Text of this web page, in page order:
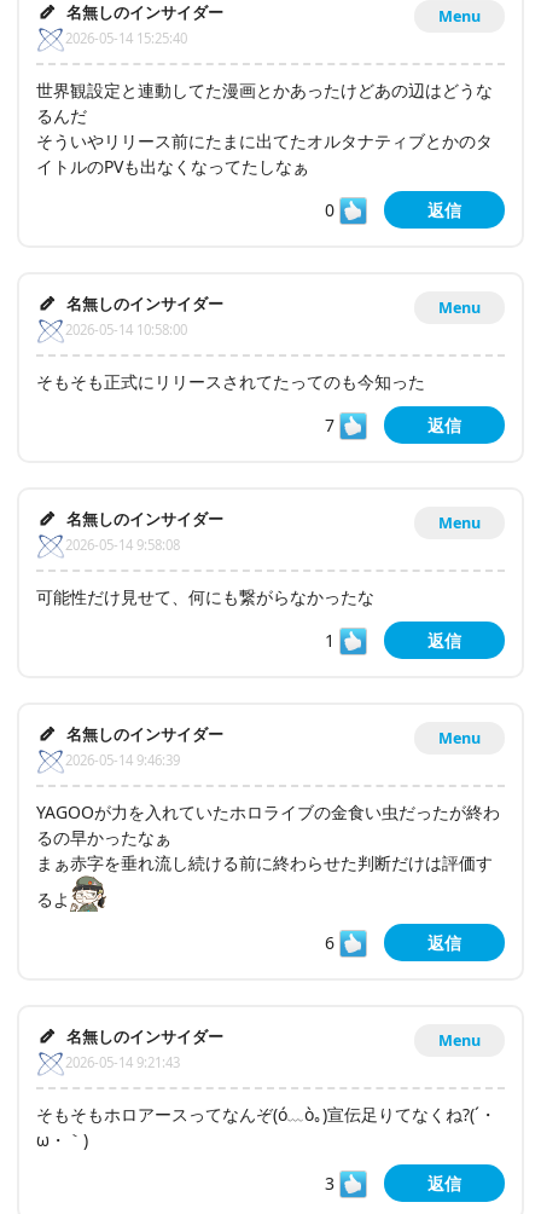
Menu
名無しのインサイダー
2026-05-14 15:25:40
世界観設定と連動してた漫画とかあったけどあの辺はどうな
るんだ
そういやリリース前にたまに出てたオルタナティブとかのタ
イトルのPVも出なくなってたしなぁ
0
返信
Menu
名無しのインサイダー
2026-05-14 10:58:00
そもそも正式にリリースされてたってのも今知った
7
返信
Menu
名無しのインサイダー
2026-05-14 9:58:08
可能性だけ見せて、何にも繋がらなかったな
1
返信
Menu
名無しのインサイダー
2026-05-14 9:46:39
YAGOOが力を入れていたホロライブの金食い虫だったが終わ
るの早かったなぁ
まぁ赤字を垂れ流し続ける前に終わらせた判断だけは評価す
るよ
6
返信
Menu
名無しのインサイダー
2026-05-14 9:21:43
そもそもホロアースってなんぞ(ó﹏ò｡)宣伝足りてなくね?(´・
ω・｀)
3
返信